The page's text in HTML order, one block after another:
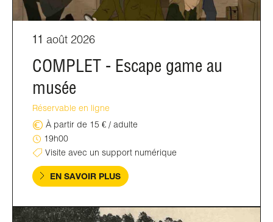
11 août 2026
COMPLET - Escape game au
musée
Réservable en ligne
À partir de 15 € / adulte
19h00
Visite avec un support numérique
EN SAVOIR PLUS